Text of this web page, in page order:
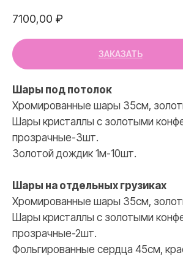
+7 (967) 271-77-21
7100,00 ₽
ЗАКАЗАТЬ
Шары под потолок
Хромированные шары 35см,
Шары кристаллы с золотыми
прозрачные-3шт.
Золотой дождик 1м-10шт.
Шары на отдельных грузиках
Хромированные шары 35см,
Шары кристаллы с золотыми
прозрачные-2шт.
Фольгированные сердца 45см,